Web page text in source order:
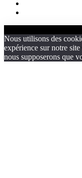
Nous utilisons des
expérience sur notre
nous supposerons que